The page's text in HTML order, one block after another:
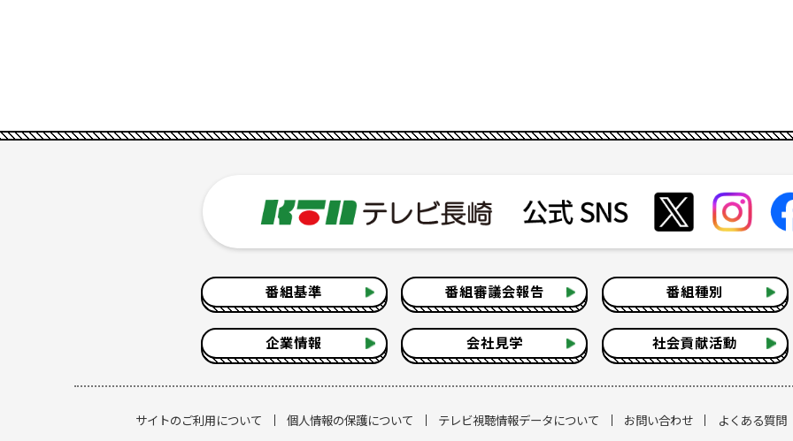
番組基準 番組審議会報告 番組種別
企業情報 会社見学 社会貢献活動
サイトのご利用について 個人情報の保護について テレビ視聴情報データについて お問い合わせ よくある質問